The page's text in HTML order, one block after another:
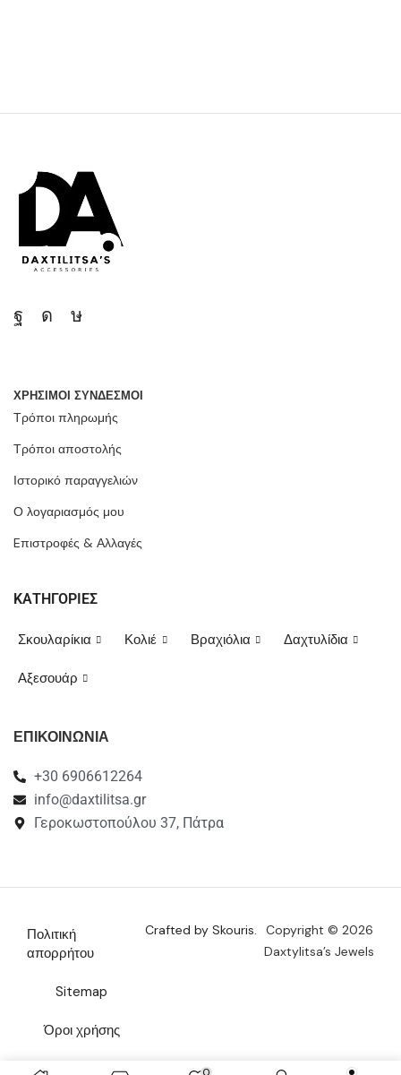
0
ΧΡΗΣΙΜΟΙ ΣΥΝΔΕΣΜΟΙ
Τρόποι πληρωμής
Τρόποι αποστολής
Ιστορικό παραγγελιών
Ο λογαριασμός μου
Eπιστροφές & Αλλαγές
ΚΑΤΗΓΟΡΙΕΣ
Σκουλαρίκια Κολιέ Βραχιόλια Δαχτυλίδια
Αξεσουάρ
ΕΠΙΚΟΙΝΩΝΙΑ
+30 6906612264
info@daxtilitsa.gr
Γεροκωστοπούλου 37, Πάτρα
Πολιτική
απορρήτου
Sitemap
Όροι χρήσης
Επικοινωνία
Crafted by Skouris.
Copyright © 2026
Daxtylitsa’s Jewels